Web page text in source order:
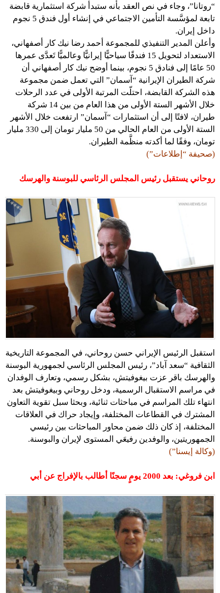
“روتانا”، وجاء في نص العقد بأنه ستبدأ شركة استثمارية قابضة
تابعة لمؤسَّسة التأمين الاجتماعي في إنشاء أول فندق 5 نجوم
داخل إيران.
وأعلن المدير التنفيذي للمجموعة أحمد رضا نيك كار أصفهاني،
الاستعداد لتحويل 15 فندقًا سياحيًّا إيرانيًّا وعالميًّا تَعدَّى عمرها
50 عامًا إلى فنادق 5 نجوم، بينما أوضح نيك كار أصفهاني أن
شركة الطيران الإيرانية “آسمان” التي تعمل ضمن مجموعة
هذه الشركة القابضة، احتلّت المرتبة الأولى في عدد الرحلات
خلال الأشهر الستة الأولى من هذا العام من بين 14 شركة
طيران، لافتًا إلى أن استثمارات “آسمان” ارتفعت خلال الأشهر
الستة الأولى من العام الحالي من 50 مليار تومان إلى 330 مليار
تومان، وفقًا لما أكدته منظَّمة الطيران.
(صحيفة “إطلاعات”)
روحاني يستقبل رئيس المجلس الرئاسي للبوسنة والهرسك
استقبل الرئيس الإيراني حسن روحاني، في المجموعة التاريخية
الثقافية “سعد آباد”، رئيس المجلس الرئاسي لجمهورية البوسنة
والهرسك باقر عزت بيغوفيتش، بشكل رسمي، وتعارف الوفدان
في مراسم الاستقبال الرسمية، ودخل روحاني وبيغوفيتش بعد
انتهاء تلك المراسم في مباحثات ثنائية، وبحثا سبل تقوية التعاون
المشترك في القطاعات المختلفة، وإيجاد حراك في العلاقات
المختلفة، إذ كان ذلك ضمن محاور المباحثات بين رئيسي
الجمهوريتين، والوفدين رفيعَي المستوى لإيران والبوسنة.
(وكالة إيسنا”)
ابن فروغي: بعد 2000 يومٍ سجنًا أطالب بالإفراج عن أبي